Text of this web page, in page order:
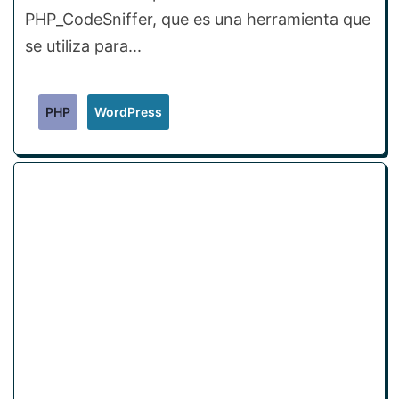
PHP_CodeSniffer, que es una herramienta que
se utiliza para...
PHP WordPress